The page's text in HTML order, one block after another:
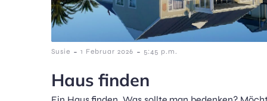
Susie - 1 Februar 2026 - 5:45 p.m.
Haus finden